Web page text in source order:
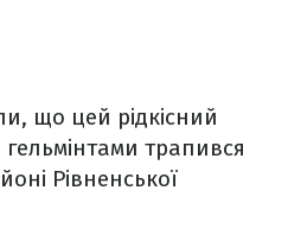
що цей рідкісний
трапився
Рівненської